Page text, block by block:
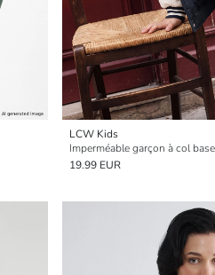
LCW Kids
Imperméable garçon à col
19.99 EUR